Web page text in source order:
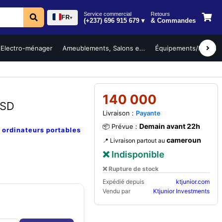
FR▾
Service commercial
(+237) 696 915 679 ▾
Retours
& Commandes
Electro-ménager Ameublements, Salons e... Équipements/
ordinateurs portables
140 000
Livraison : Payante
📦 Prévue : Demain avant 22h
📍 Livraison partout au cameroun
❌ Indisponible
❌ Rupture de stock
Expédié depuis
ktjunior.com
Vendu par
Ktjunior Investments